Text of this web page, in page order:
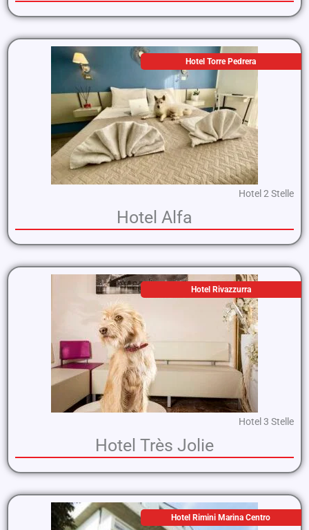
Hotel Torre Pedrera
Hotel 2 Stelle
Hotel Alfa
Hotel Rivazzurra
Hotel 3 Stelle
Hotel Très Jolie
Hotel Rimini Marina Centro